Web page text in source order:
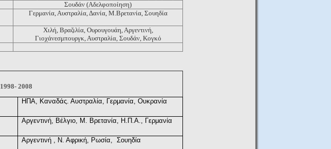
Σουδάν (Αδελφοποίηση)
Γερμανία, Αυστραλία, Δανία, Μ.Βρετανία, Σουηδία
Χιλή, Βραζιλία, Ουρουγουάη, Αργεντινή,
Γιοχάνεσμπουργκ, Αυστραλία, Σουδάν, Κογκό
1998- 2008
ΗΠΑ, Καναδάς. Αυστραλία, Γερμανία, Ουκρανία
Αργεντινή, Βέλγιο, Μ. Βρετανία, Η.Π.Α., Γερμανία
Αργεντινή , Ν. Αφρική, Ρωσία, Σουηδία